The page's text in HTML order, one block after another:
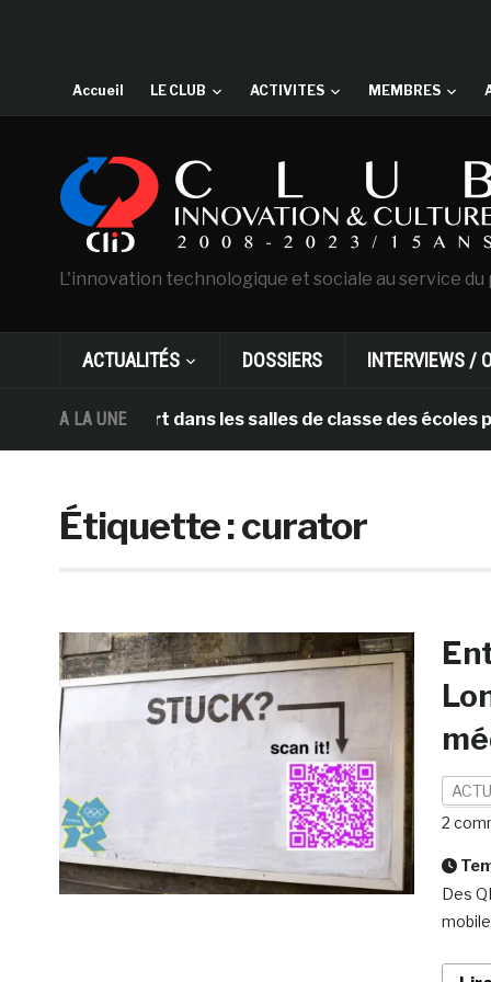
Accueil LE CLUB ACTIVITES MEMBRES
L'innovation technologique et sociale au service
ACTUALITÉS DOSSIERS INTERVIEWS /
A LA UNE
l’art dans les salles de classe des écoles
Étiquette :curator
2
Des